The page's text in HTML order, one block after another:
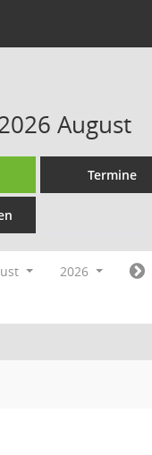
August
Termine
2026